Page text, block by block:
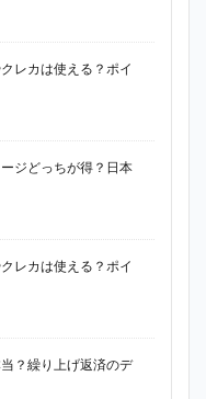
レカは使える？ポイ
ジどっちが得？日本
レカは使える？ポイ
？繰り上げ返済のデ